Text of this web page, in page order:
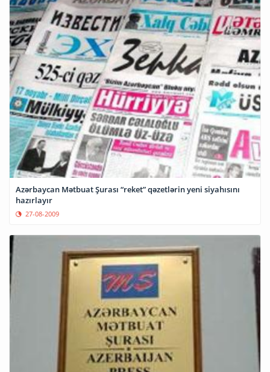
Azərbaycan Mətbuat Şurası “reket” qəzetlərin yeni siyahısını
hazırlayır
27-08-2009